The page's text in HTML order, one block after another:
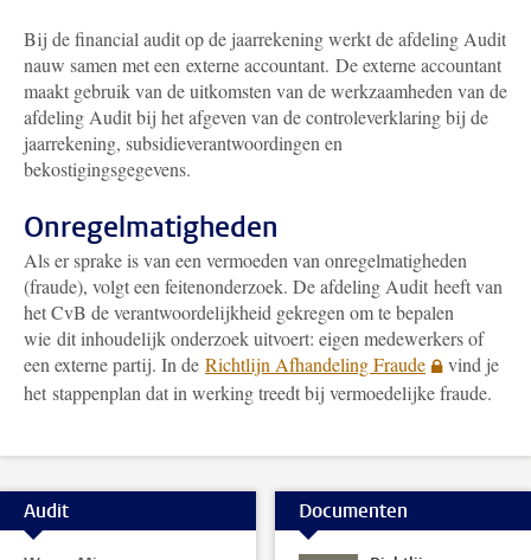
Bij de financial audit op de jaarrekening werkt de afdeling Audit
nauw samen met een externe accountant. De externe accountant
maakt gebruik van de uitkomsten van de werkzaamheden van de
afdeling Audit bij het afgeven van de controleverklaring bij de
jaarrekening, subsidieverantwoordingen en
bekostigingsgegevens.
Onregelmatigheden
Als er sprake is van een vermoeden van onregelmatigheden
(fraude), volgt een feitenonderzoek. De afdeling Audit heeft van
het CvB de verantwoordelijkheid gekregen om te bepalen
wie dit inhoudelijk onderzoek uitvoert: eigen medewerkers of
een externe partij. In de Richtlijn Afhandeling Fraude
vind je
het stappenplan dat in werking treedt bij vermoedelijke fraude.
Audit Documenten